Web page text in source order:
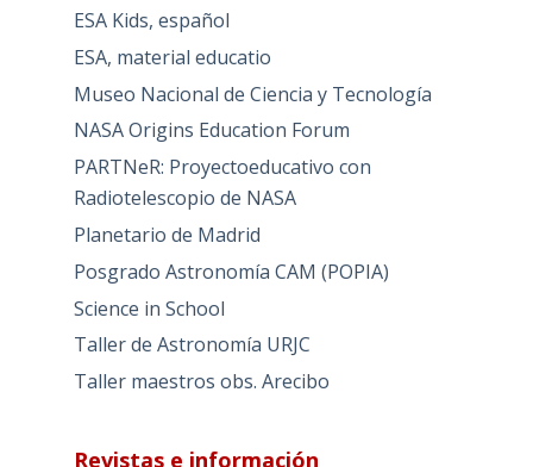
ESA Kids, español
ESA, material educatio
Museo Nacional de Ciencia y Tecnología
NASA Origins Education Forum
PARTNeR: Proyectoeducativo con
Radiotelescopio de NASA
Planetario de Madrid
Posgrado Astronomía CAM (POPIA)
Science in School
Taller de Astronomía URJC
Taller maestros obs. Arecibo
Revistas e información